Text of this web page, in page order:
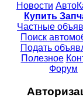
Новости
Купить
Частные
Поиск
Подать
Полезное
Форум